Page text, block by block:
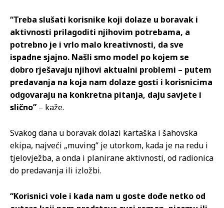
“Treba slušati korisnike koji dolaze u boravak i
aktivnosti prilagoditi njihovim potrebama, a
potrebno je i vrlo malo kreativnosti, da sve
ispadne sjajno. Našli smo model po kojem se
dobro rješavaju njihovi aktualni problemi – putem
predavanja na koja nam dolaze gosti i korisnicima
odgovaraju na konkretna pitanja, daju savjete i
slično” – kaže.
Svakog dana u boravak dolazi kartaška i šahovska
ekipa, najveći „muving“ je utorkom, kada je na redu i
tjelovježba, a onda i planirane aktivnosti, od radionica
do predavanja ili izložbi.
“Korisnici vole i kada nam u goste dođe netko od